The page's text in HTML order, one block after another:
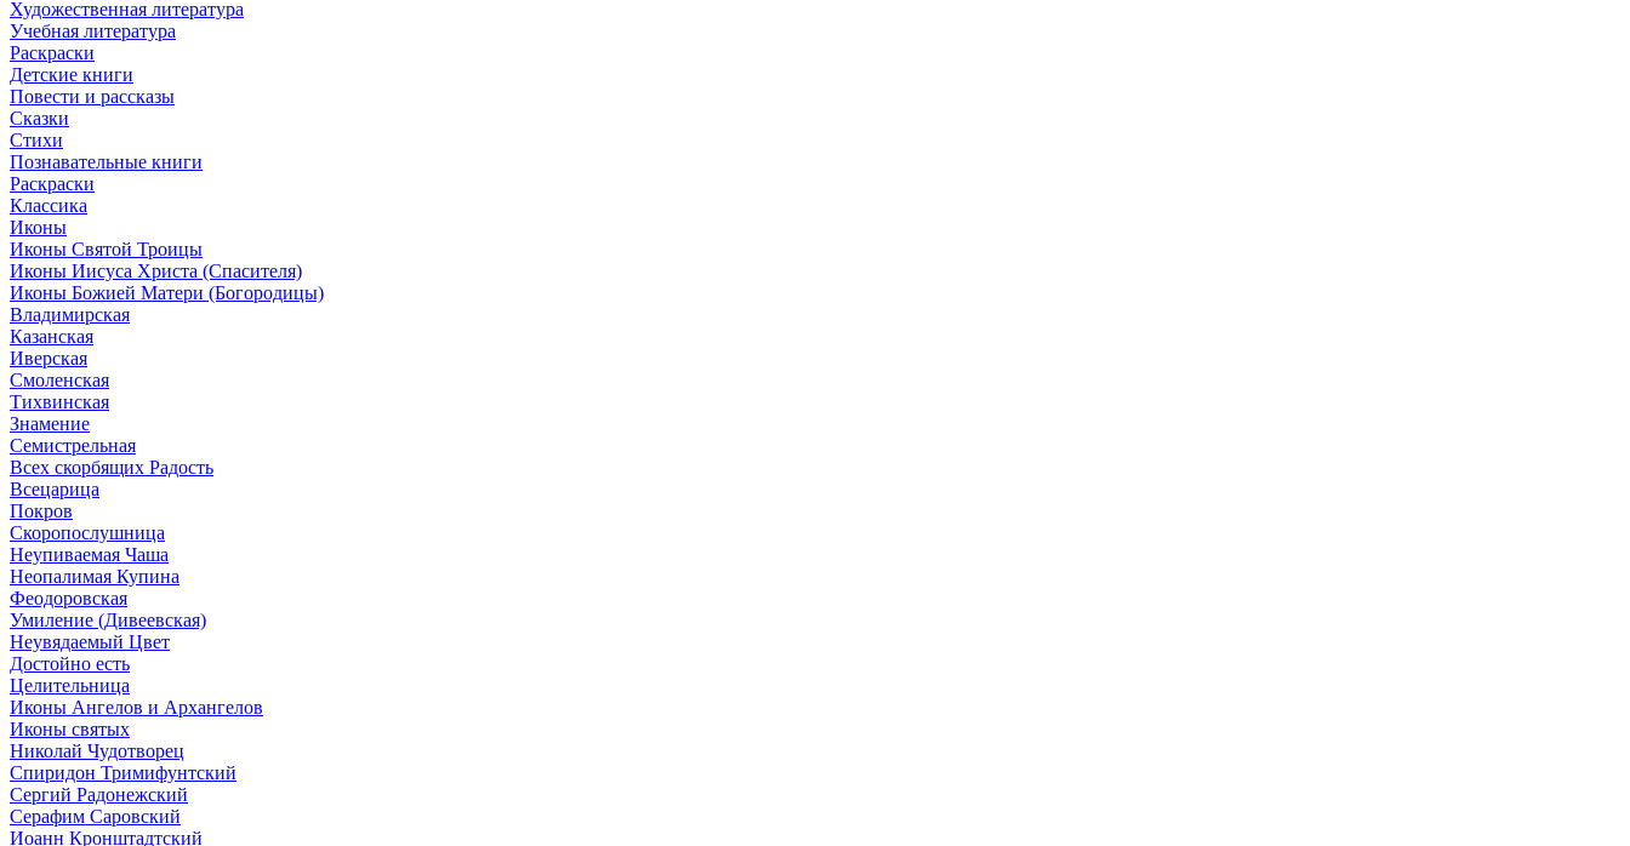
Художественная литература
Учебная литература
Раскраски
Детские книги
Повести и рассказы
Сказки
Стихи
Познавательные книги
Раскраски
Классика
Иконы
Иконы Святой Троицы
Иконы Иисуса Христа (Спасителя)
Иконы Божией Матери (Богородицы)
Владимирская
Казанская
Иверская
Смоленская
Тихвинская
Знамение
Семистрельная
Всех скорбящих Радость
Всецарица
Покров
Скоропослушница
Неупиваемая Чаша
Неопалимая Купина
Феодоровская
Умиление (Дивеевская)
Неувядаемый Цвет
Достойно есть
Целительница
Иконы Ангелов и Архангелов
Иконы святых
Николай Чудотворец
Спиридон Тримифунтский
Сергий Радонежский
Серафим Саровский
Иоанн Кронштадтский